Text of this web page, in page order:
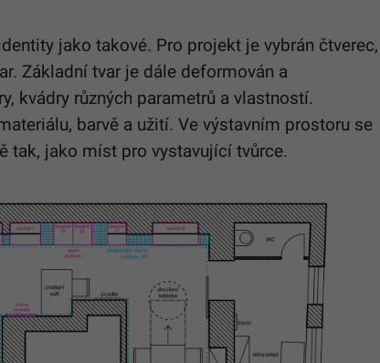
jako takové. Pro projekt je vybrán čtverec,
Základní tvar je dále deformován a
kvádry různých parametrů a vlastností.
barvě a užití. Ve výstavním prostoru se
tak, jako míst pro vystavující tvůrce.